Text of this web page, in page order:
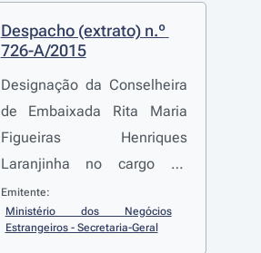
Despacho (extrato) n.º
726-A/2015
Designação da Conselheira
de Embaixada Rita Maria
Figueiras Henriques
Laranjinha no cargo de
Subdiretora-geral da
Direção-Geral de Política
Emitente:
Ministério dos Negócios
Estrangeiros - Secretaria-Geral